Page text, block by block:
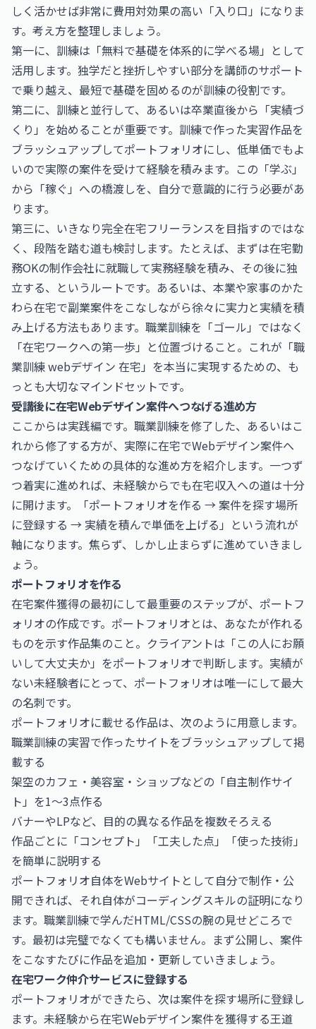
しく活かせば非常に費用対効果の高い「入り口」になりま
す。考え方を整理しましょう。
第一に、訓練は「無料で基礎を体系的に学べる場」として
活用します。独学だと挫折しやすい部分を講師のサポート
で乗り越え、最短で基礎を固めるのが訓練の役割です。
第二に、訓練と並行して、あるいは卒業直後から「実績づ
くり」を始めることが重要です。訓練で作った実習作品を
ブラッシュアップしてポートフォリオにし、低単価でもよ
いので実際の案件を受けて経験を積みます。この「学ぶ」
から「稼ぐ」への橋渡しを、自分で意識的に行う必要があ
ります。
第三に、いきなり完全在宅フリーランスを目指すのではな
く、段階を踏む道も検討します。たとえば、まずは在宅勤
務OKの制作会社に就職して実務経験を積み、その後に独
立する、というルートです。あるいは、本業や家事のかた
わら在宅で副業案件をこなしながら徐々に実力と実績を積
み上げる方法もあります。職業訓練を「ゴール」ではなく
「在宅ワークへの第一歩」と位置づけること。これが「職
業訓練 webデザイン 在宅」を本当に実現するための、も
っとも大切なマインドセットです。
受講後に在宅Webデザイン案件へつなげる進め方
ここからは実践編です。職業訓練を修了した、あるいはこ
れから修了する方が、実際に在宅でWebデザイン案件へ
つなげていくための具体的な進め方を紹介します。一つず
つ着実に進めれば、未経験からでも在宅収入への道は十分
に開けます。「ポートフォリオを作る → 案件を探す場所
に登録する → 実績を積んで単価を上げる」という流れが
軸になります。焦らず、しかし止まらずに進めていきまし
ょう。
ポートフォリオを作る
在宅案件獲得の最初にして最重要のステップが、ポートフ
ォリオの作成です。ポートフォリオとは、あなたが作れる
ものを示す作品集のこと。クライアントは「この人にお願
いして大丈夫か」をポートフォリオで判断します。実績が
ない未経験者にとって、ポートフォリオは唯一にして最大
の名刺です。
ポートフォリオに載せる作品は、次のように用意します。
職業訓練の実習で作ったサイトをブラッシュアップして掲
載する
架空のカフェ・美容室・ショップなどの「自主制作サイ
ト」を1〜3点作る
バナーやLPなど、目的の異なる作品を複数そろえる
作品ごとに「コンセプト」「工夫した点」「使った技術」
を簡単に説明する
ポートフォリオ自体をWebサイトとして自分で制作・公
開できれば、それ自体がコーディングスキルの証明になり
ます。職業訓練で学んだHTML/CSSの腕の見せどころで
す。最初は完璧でなくても構いません。まず公開し、案件
をこなすたびに作品を追加・更新していきましょう。
在宅ワーク仲介サービスに登録する
ポートフォリオができたら、次は案件を探す場所に登録し
ます。未経験から在宅Webデザイン案件を獲得する王道